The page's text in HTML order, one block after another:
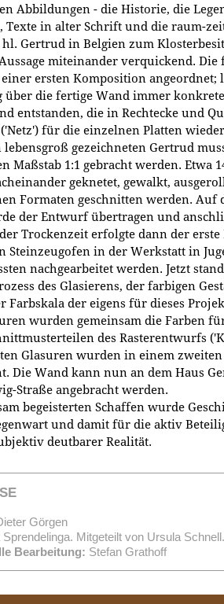
Abbildungen - die Historie, die
Texte in alter Schrift und die raum-
hl. Gertrud in Belgien zum
miteinander verquickend. Die
ersten Komposition angeordnet;
über die fertige Wand immer
entstanden, die in Rechtecke und
für die einzelnen Platten
gezeichneten Gertrud
Maßstab 1:1 gebracht werden. Etwa
geknetet, gewalkt,
Formaten geschnitten werden. Auf
der Entwurf übertragen und
Trockenzeit erfolgte dann der
Steinzeugofen in der Werkstatt in
nachgearbeitet werden. Jetzt
des Glasierens, der farbigen
Farbskala der eigens für dieses
wurden gemeinsam die Farben
des Rasterentwurfs
Glasuren wurden in einem zweiten
Die Wand kann nun an dem Haus
Straße angebracht werden.
begeisterten Schaffen wurde
und damit für die aktiv
deutbarer Realität.
Görgen
Sprendelinga. Mitgeteilt von Ursula
Bearbeitung: Stefan Grathoff